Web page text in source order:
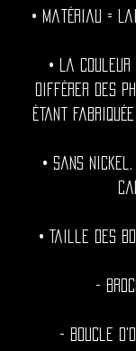
• Matériau =
• La couleur
différer des
étant fabriquée
• Sans nickel.
• Taille des
-
- Boucle